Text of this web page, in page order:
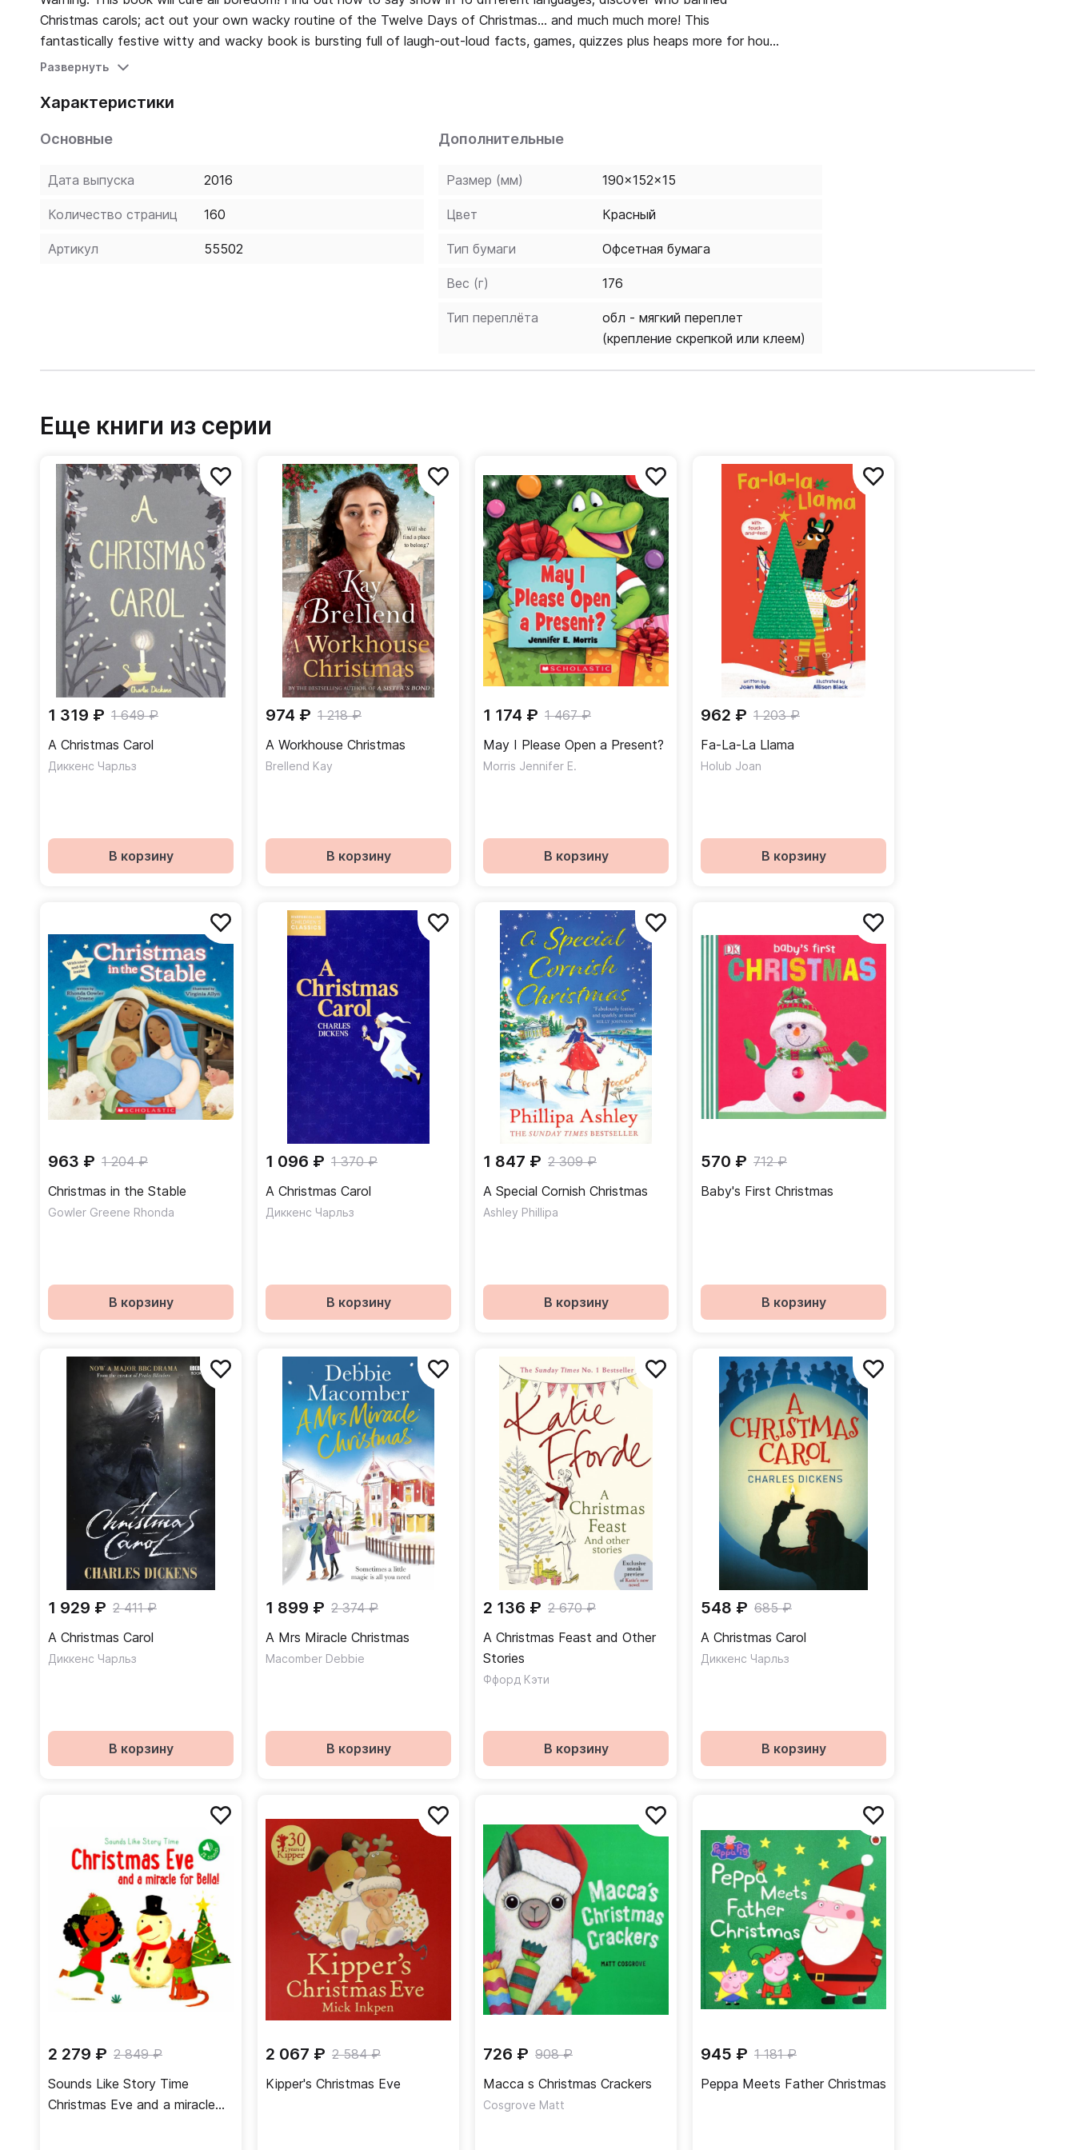
Christmas carols; act out your own wacky routine of the Twelve Days of Christmas... and much much more! This
fantastically festive witty and wacky book is bursting full of laugh-out-loud facts, games, quizzes plus heaps more for hours
of fun.
Развернуть
Характеристики
Основные
Дата выпуска 2016
Количество страниц 160
Артикул 55502
Дополнительные
Размер (мм) 190x152x15
Цвет Красный
Тип бумаги Офсетная бумага
Вес (г) 176
Тип переплёта
обл - мягкий переплет
(крепление скрепкой или клеем)
Еще книги из серии
1 319 ₽ 1 649 ₽
A Christmas Carol
Диккенс Чарльз
В корзину
974 ₽ 1 218 ₽
A Workhouse Christmas
Brellend Kay
В корзину
1 174 ₽ 1 467 ₽
May I Please Open a Present?
Morris Jennifer E.
В корзину
962 ₽ 1 203 ₽
Fa-La-La Llama
Holub Joan
В корзину
963 ₽ 1 204 ₽
Christmas in the Stable
Gowler Greene Rhonda
В корзину
1 096 ₽ 1 370 ₽
A Christmas Carol
Диккенс Чарльз
В корзину
1 847 ₽ 2 309 ₽
A Special Cornish Christmas
Ashley Phillipa
В корзину
570 ₽ 712 ₽
Baby's First Christmas
В корзину
1 929 ₽ 2 411 ₽
A Christmas Carol
Диккенс Чарльз
В корзину
1 899 ₽ 2 374 ₽
A Mrs Miracle Christmas
Macomber Debbie
В корзину
2 136 ₽ 2 670 ₽
A Christmas Feast and Other
Stories
Ффорд Кэти
В корзину
548 ₽ 685 ₽
A Christmas Carol
Диккенс Чарльз
В корзину
2 279 ₽ 2 849 ₽
Sounds Like Story Time
Christmas Eve and a miracle
2 067 ₽ 2 584 ₽
Kipper's Christmas Eve
726 ₽ 908 ₽
Macca s Christmas Crackers
Cosgrove Matt
945 ₽ 1 181 ₽
Peppa Meets Father Christmas